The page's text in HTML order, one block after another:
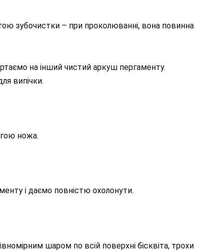
зубочистки – при проколюванні, вона повинна
на інший чистий аркуш пергаменту.
випічки.
ножа.
і даємо повністю охолонути.
шаром по всій поверхні бісквіта, трохи